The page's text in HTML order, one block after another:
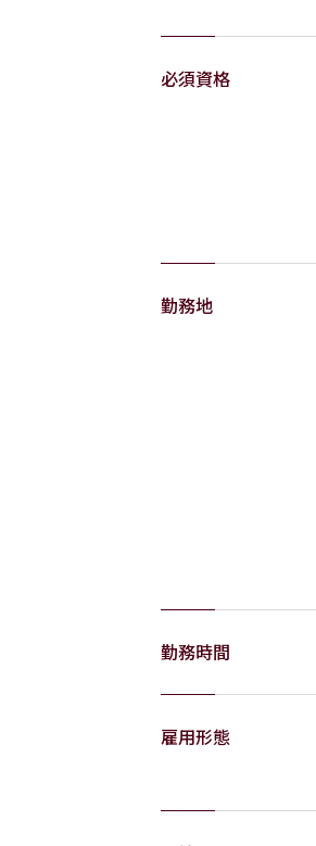
必須資格
勤務地
勤務時間
雇用形態